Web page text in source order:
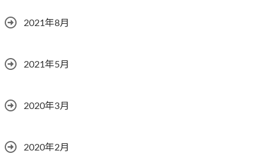
2021年8月
2021年5月
2020年3月
2020年2月